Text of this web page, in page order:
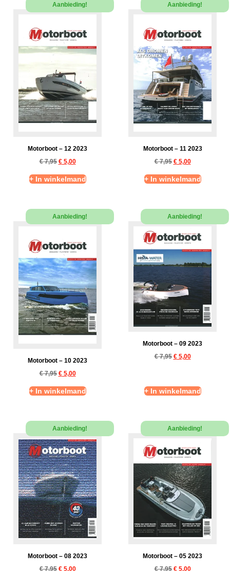
Aanbieding!
Motorboot – 12 2023
€7,95 €5,00
+ In winkelmand
Aanbieding!
Motorboot – 11 2023
€7,95 €5,00
+ In winkelmand
Aanbieding!
Motorboot – 10 2023
€7,95 €5,00
+ In winkelmand
Aanbieding!
Motorboot – 09 2023
€7,95 €5,00
+ In winkelmand
Aanbieding!
Motorboot – 08 2023
€7,95 €5,00
Aanbieding!
Motorboot – 05 2023
€7,95 €5,00